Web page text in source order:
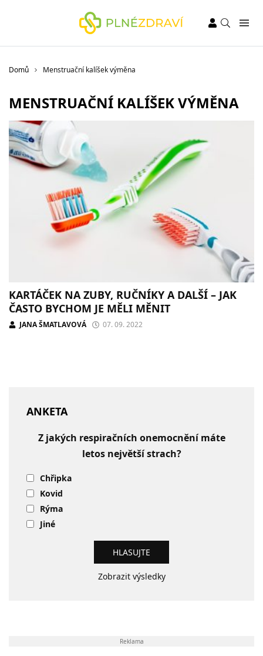
Domů Menstruační kalíšek výměna
MENSTRUAČNÍ KALÍŠEK VÝMĚNA
KARTÁČEK NA ZUBY, RUČNÍKY A DALŠÍ – JAK
ČASTO BYCHOM JE MĚLI MĚNIT
JANA ŠMATLAVOVÁ 07. 09. 2022
ANKETA
Z jakých respiračních onemocnění máte
letos největší strach?
Chřipka
Kovid
Rýma
Jiné
Zobrazit výsledky
Reklama